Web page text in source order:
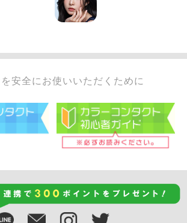
安全にお使いいただくために